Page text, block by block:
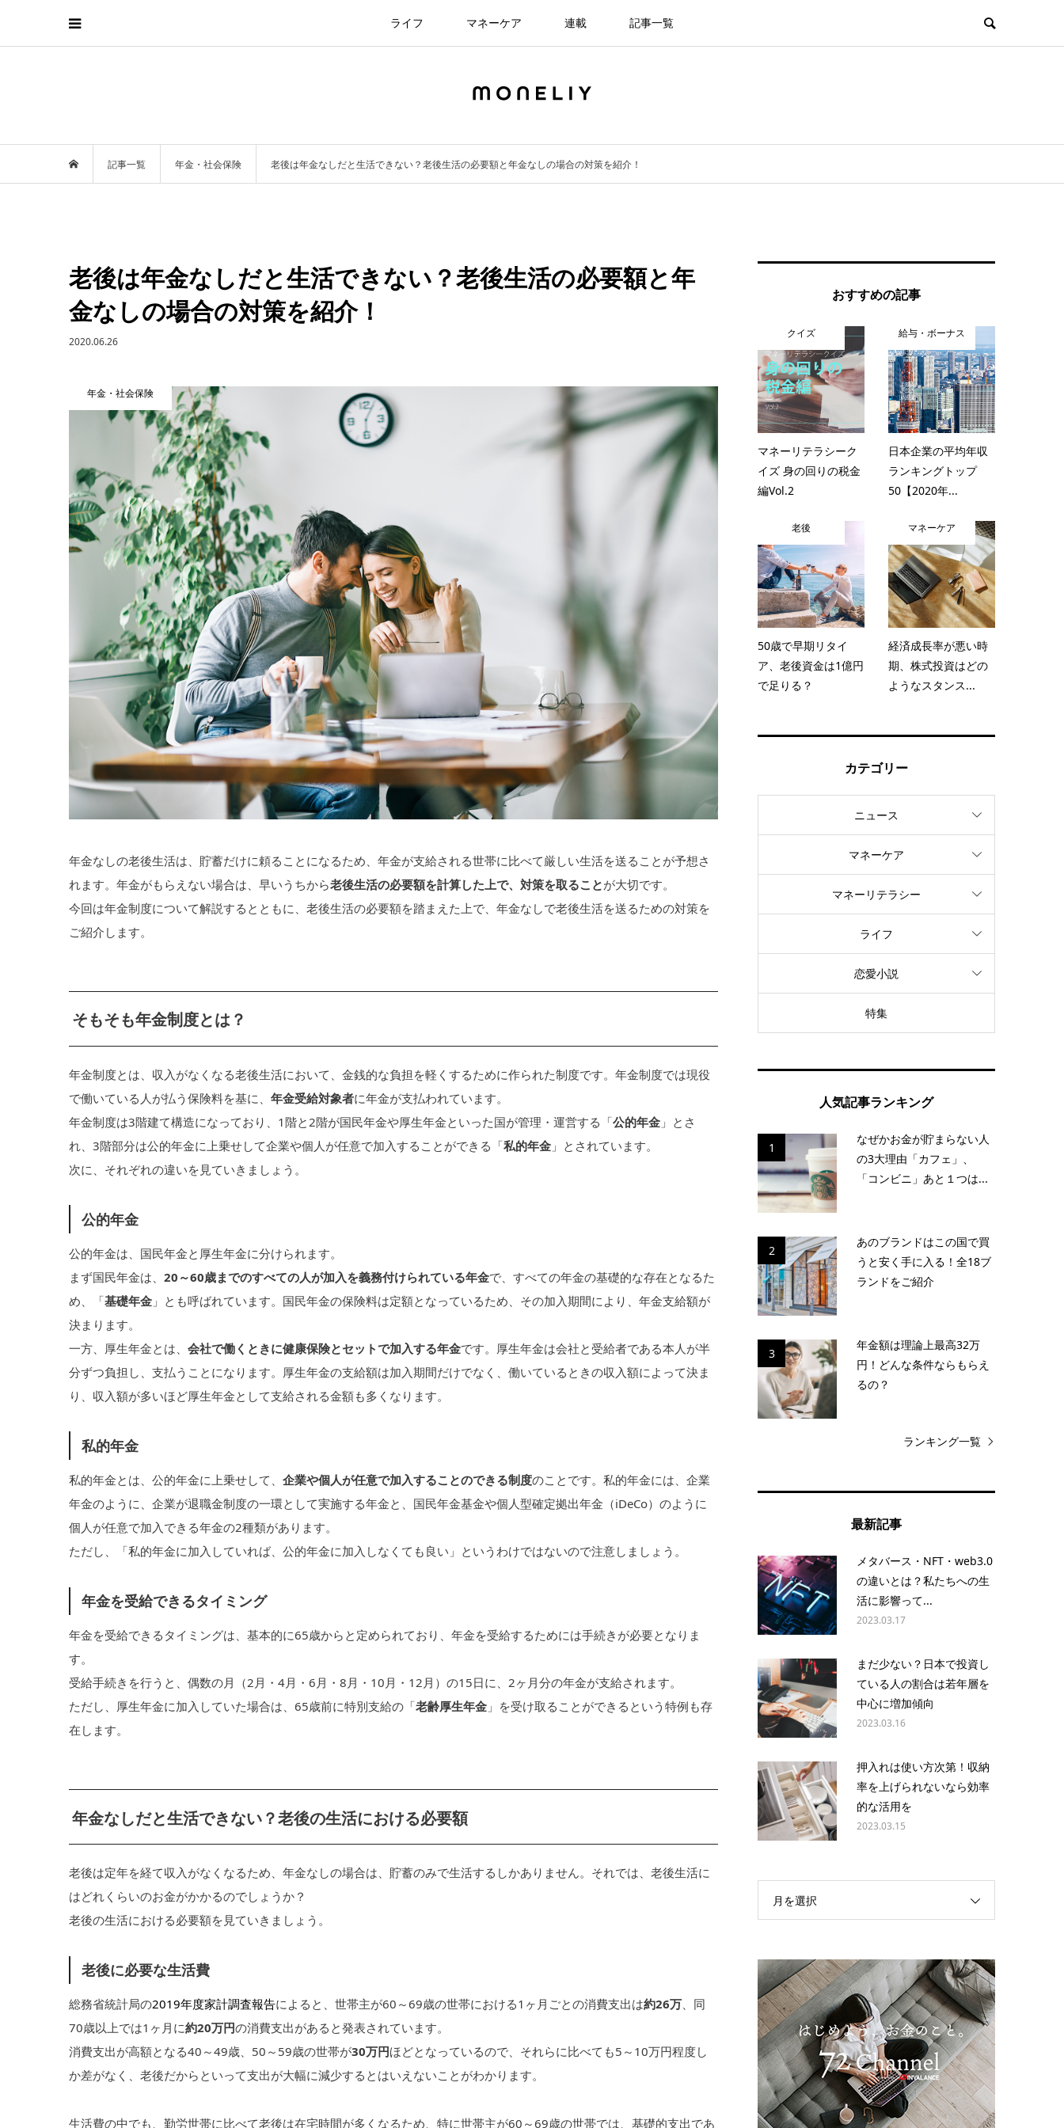
ライフ マネーケア 連載 記事一覧
記事一覧 年金・社会保険 老後は年金なしだと生活できない？老後生活の必要額と年金なしの場合の対策を紹介！
老後は年金なしだと生活できない？老後生活の必要額と年
金なしの場合の対策を紹介！
2020.06.26
年金・社会保険
年金なしの老後生活は、貯蓄だけに頼ることになるため、年金が支給される世帯に比べて厳しい生活を送ることが予想さ
れます。年金がもらえない場合は、早いうちから老後生活の必要額を計算した上で、対策を取ることが大切です。
今回は年金制度について解説するとともに、老後生活の必要額を踏まえた上で、年金なしで老後生活を送るための対策を
ご紹介します。
そもそも年金制度とは？
年金制度とは、収入がなくなる老後生活において、金銭的な負担を軽くするために作られた制度です。年金制度では現役
で働いている人が払う保険料を基に、 年金受給対象者に年金が支払われています。
年金制度は3階建て構造になっており、1階と2階が国民年金や厚生年金といった国が管理・運営する「公的年金 」とさ
れ、3階部分は公的年金に上乗せして企業や個人が任意で加入することができる「私的年金 」とされています。
次に、それぞれの違いを見ていきましょう。
公的年金
公的年金は、国民年金と厚生年金に分けられます。
まず国民年金は、 20～60歳までのすべての人が加入を義務付けられている年金で、すべての年金の基礎的な存在となるた
め、「基礎年金 」とも呼ばれています。国民年金の保険料は定額となっているため、その加入期間により、年金支給額が
決まります。
一方、厚生年金とは、 会社で働くときに健康保険とセットで加入する年金です。厚生年金は会社と受給者である本人が半
分ずつ負担し、支払うことになります。厚生年金の支給額は加入期間だけでなく、働いているときの収入額によって決ま
り、収入額が多いほど厚生年金として支給される金額も多くなります。
私的年金
私的年金とは、公的年金に上乗せして、 企業や個人が任意で加入することのできる制度のことです。私的年金には、企業
年金のように、企業が退職金制度の一環として実施する年金と、国民年金基金や個人型確定拠出年金（iDeCo）のように
個人が任意で加入できる年金の2種類があります。
ただし、「私的年金に加入していれば、公的年金に加入しなくても良い」というわけではないので注意しましょう。
年金を受給できるタイミング
年金を受給できるタイミングは、基本的に65歳からと定められており、年金を受給するためには手続きが必要となりま
す。
受給手続きを行うと、偶数の月（2月・4月・6月・8月・10月・12月）の15日に、2ヶ月分の年金が支給されます。
ただし、厚生年金に加入していた場合は、65歳前に特別支給の「老齢厚生年金 」を受け取ることができるという特例も存
在します。
年金なしだと生活できない？老後の生活における必要額
老後は定年を経て収入がなくなるため、年金なしの場合は、貯蓄のみで生活するしかありません。それでは、老後生活に
はどれくらいのお金がかかるのでしょうか？
老後の生活における必要額を見ていきましょう。
老後に必要な生活費
総務省統計局の2019年度家計調査報告によると、世帯主が60～69歳の世帯における1ヶ月ごとの消費支出は約26万、同
70歳以上では1ヶ月に約20万円の消費支出があると発表されています。
消費支出が高額となる40～49歳、50～59歳の世帯が30万円ほどとなっているので、それらに比べても5～10万円程度し
か差がなく、老後だからといって支出が大幅に減少するとはいえないことがわかります。
生活費の中でも、勤労世帯に比べて老後は在宅時間が多くなるため、特に世帯主が60～69歳の世帯では、基礎的支出であ
おすすめの記事
クイズ
マネーリテラシーク
イズ 身の回りの税金
編Vol.2
給与・ボーナス
日本企業の平均年収
ランキングトップ
50【2020年...
老後
50歳で早期リタイ
ア、老後資金は1億円
で足りる？
マネーケア
経済成長率が悪い時
期、株式投資はどの
ようなスタンス...
カテゴリー
ニュース
マネーケア
マネーリテラシー
ライフ
恋愛小説
特集
人気記事ランキング
1
なぜかお金が貯まらない人
の3大理由「カフェ」、
「コンビニ」あと１つは...
2
あのブランドはこの国で買
うと安く手に入る！全18ブ
ランドをご紹介
3
年金額は理論上最高32万
円！どんな条件ならもらえ
るの？
ランキング一覧
最新記事
メタバース・NFT・web3.0
の違いとは？私たちへの生
活に影響って...
2023.03.17
まだ少ない？日本で投資し
ている人の割合は若年層を
中心に増加傾向
2023.03.16
押入れは使い方次第！収納
率を上げられないなら効率
的な活用を
2023.03.15
月を選択